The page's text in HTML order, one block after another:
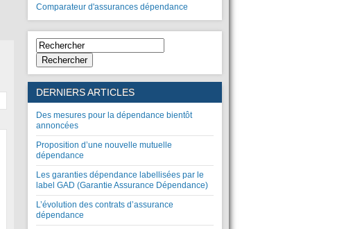
Comparateur d'assurances dépendance
Rechercher
DERNIERS ARTICLES
Des mesures pour la dépendance bientôt
annoncées
Proposition d’une nouvelle mutuelle
dépendance
Les garanties dépendance labellisées par le
label GAD (Garantie Assurance Dépendance)
L’évolution des contrats d’assurance
dépendance